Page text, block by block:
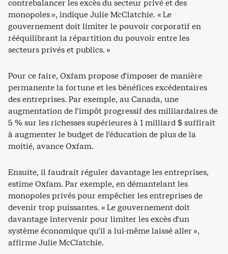
contrebalancer les excès du secteur privé et des
monopoles », indique Julie McClatchie. « Le
gouvernement doit limiter le pouvoir corporatif en
rééquilibrant la répartition du pouvoir entre les
secteurs privés et publics. »
Pour ce faire, Oxfam propose d’imposer de manière
permanente la fortune et les bénéfices excédentaires
des entreprises. Par exemple, au Canada, une
augmentation de l’impôt progressif des milliardaires de
5 % sur les richesses supérieures à 1 milliard $ suffirait
à augmenter le budget de l’éducation de plus de la
moitié, avance Oxfam.
Ensuite, il faudrait réguler davantage les entreprises,
estime Oxfam. Par exemple, en démantelant les
monopoles privés pour empêcher les entreprises de
devenir trop puissantes. « Le gouvernement doit
davantage intervenir pour limiter les excès d’un
système économique qu’il a lui-même laissé aller »,
affirme Julie McClatchie.